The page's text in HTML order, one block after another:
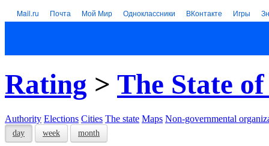
Mail.ru Почта Мой Мир Одноклассники ВКонтакте Игры
Rating > The State
Authority Elections Cities The state Maps Non-governmental
day week month